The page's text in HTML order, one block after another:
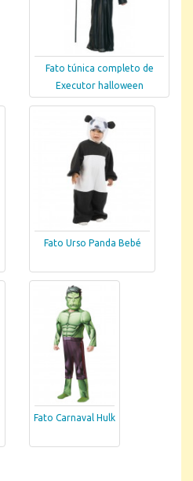
Fato túnica completo de
Executor halloween
Fato Urso Panda Bebé
Fato Carnaval Hulk